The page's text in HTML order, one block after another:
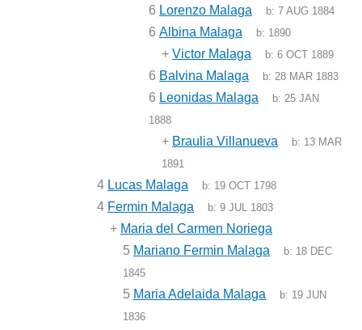
6 Lorenzo Malaga b:7 AUG 1884
6 Albina Malaga b: 1890
+ Victor Malaga b:6 OCT 1889
6 Balvina Malaga b:28 MAR 1883
6 Leonidas Malaga b:25 JAN
1888
+ Braulia Villanueva b: 13 MAR
1891
4 Lucas Malaga b: 19 OCT 1798
4 Fermin Malaga b:9 JUL 1803
+ Maria del Carmen Noriega
5 Mariano Fermin Malaga b: 18 DEC
1845
5 Maria Adelaida Malaga b: 19 JUN
1836